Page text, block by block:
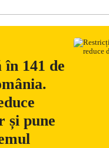
141 de
și pune